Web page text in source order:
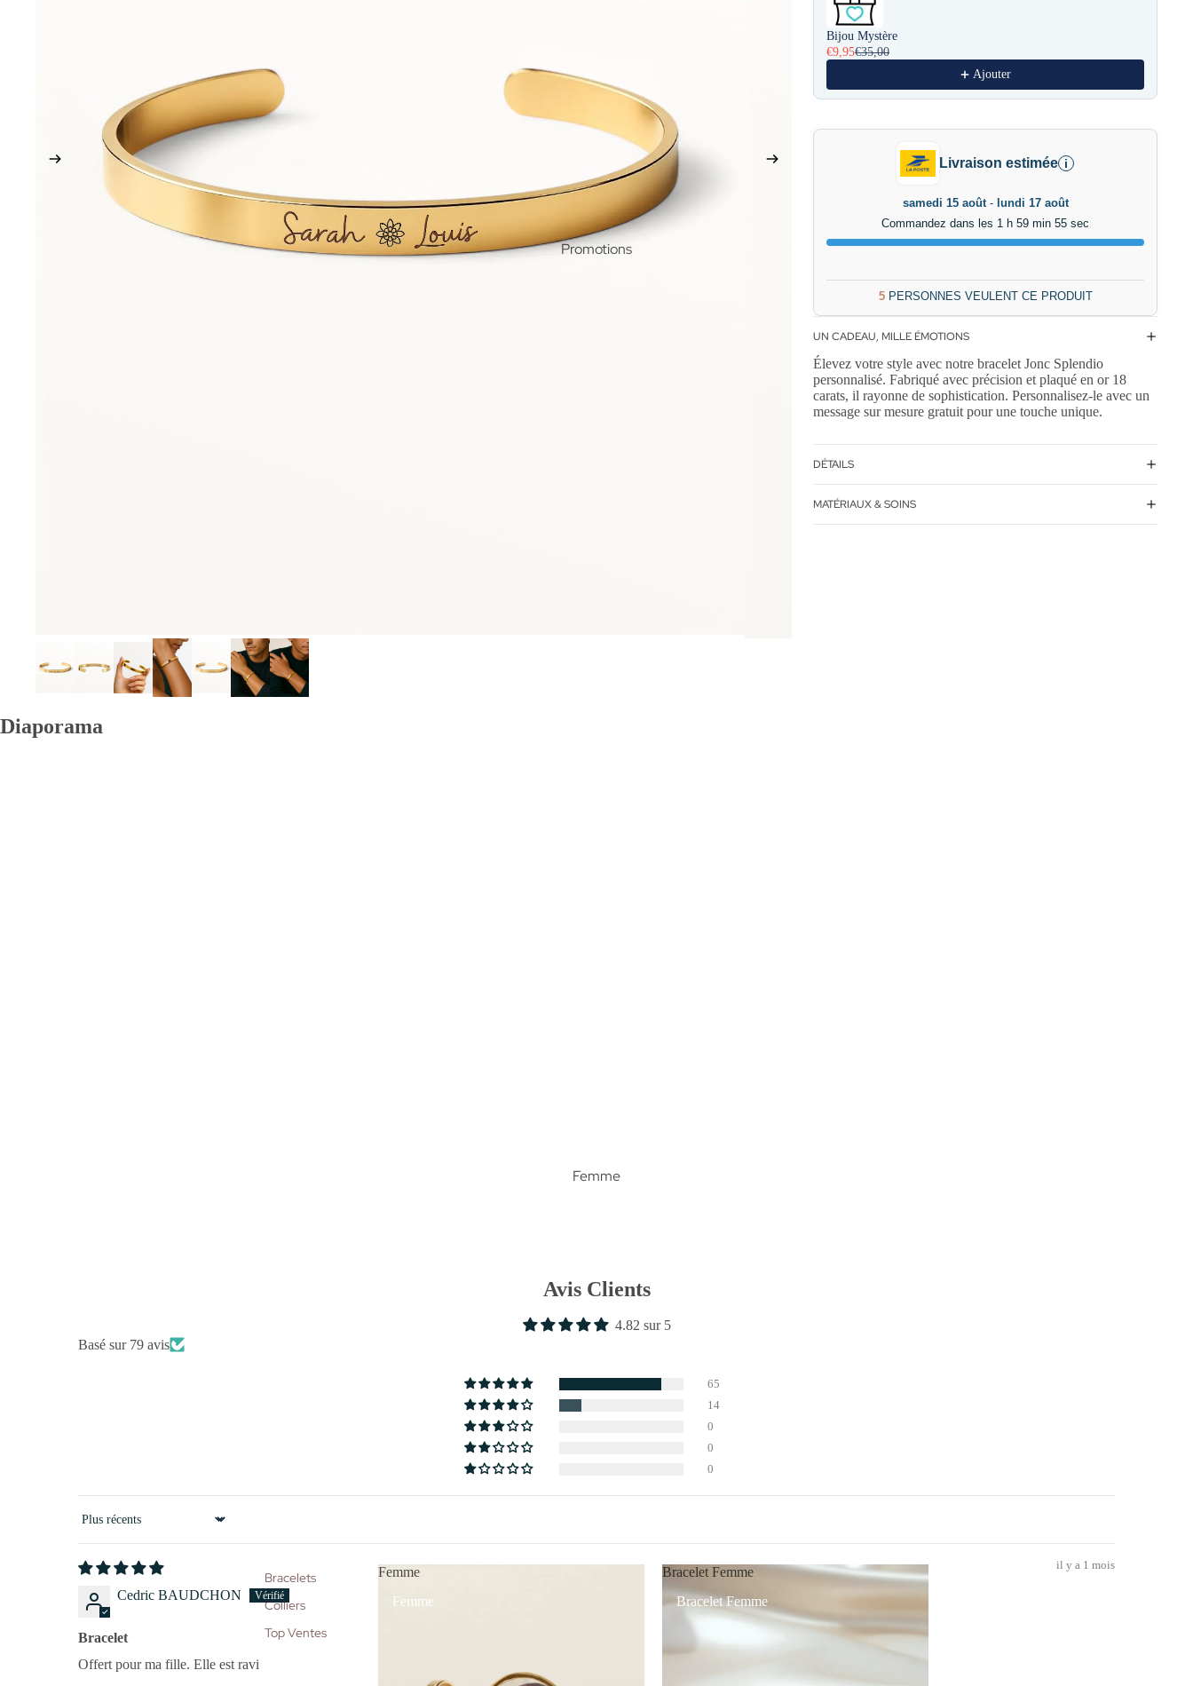
Promotions
Femme
Bracelets
Colliers
Top Ventes
Femme
Femme
Bracelet Femme
Bracelet Femme
Bijou Mystère
€9,95€35,00
Ajouter
Livraison estimée i
samedi 15 août- lundi 17 août
Commandez dans les 1 h 59 min 54 sec
5PERSONNES VEULENT CE PRODUIT
UN CADEAU, MILLE ÉMOTIONS
Élevez votre style avec notre bracelet Jonc Splendio
personnalisé. Fabriqué avec précision et plaqué en or 18
carats, il rayonne de sophistication. Personnalisez-le avec un
message sur mesure gratuit pour une touche unique.
DÉTAILS
MATÉRIAUX & SOINS
Diaporama
Avis Clients
4.82 sur 5
Basé sur 79 avis
65
14
0
0
0
Sort by
il y a 1 mois
Cedric BAUDCHON
Bracelet
Offert pour ma fille. Elle est ravi